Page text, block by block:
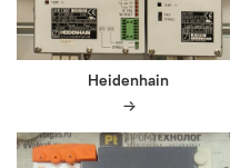
Heidenhain